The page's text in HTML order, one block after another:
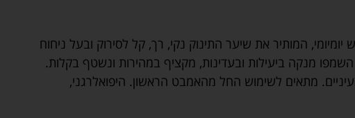
המותיר את שיער התינוק נקי, רך, קל לסירוק ובעל ניחוח
מנקה ביעילות ובעדינות, מקציף במהירות ונשטף בקלות.
בעיניים. מתאים לשימוש החל מהאמבט הראשון. היפואלרגני,